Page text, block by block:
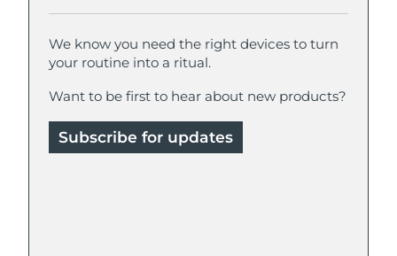
We know you need the right devices to turn
your routine into a ritual.
Want to be first to hear about new products?
Subscribe for updates